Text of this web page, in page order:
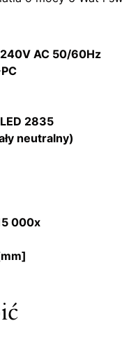
AC 50/60Hz
2835
neutralny)
000x